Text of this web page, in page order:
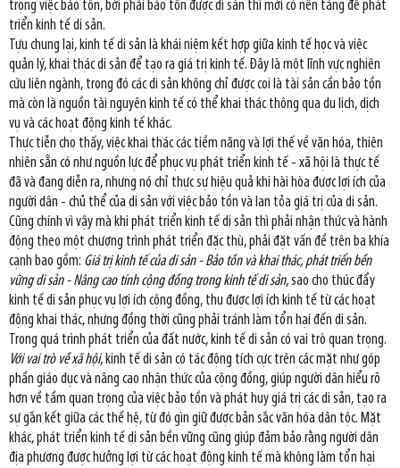
trọng việc bảo tồn, bởi phải bảo tồn được di sản thì mới có nền tảng để phát
triển kinh tế di sản.
Tựu chung lại, kinh tế di sản là khái niệm kết hợp giữa kinh tế học và việc
quản lý, khai thác di sản để tạo ra giá trị kinh tế. Đây là một lĩnh vực nghiên
cứu liên ngành, trong đó các di sản không chỉ được coi là tài sản cần bảo tồn
mà còn là nguồn tài nguyên kinh tế có thể khai thác thông qua du lịch, dịch
vụ và các hoạt động kinh tế khác.
Thực tiễn cho thấy, việc khai thác các tiềm năng và lợi thế về văn hóa, thiên
nhiên sẵn có như nguồn lực để phục vụ phát triển kinh tế - xã hội là thực tế
đã và đang diễn ra, nhưng nó chỉ thực sự hiệu quả khi hài hòa được lợi ích của
người dân - chủ thể của di sản với việc bảo tồn và lan tỏa giá trị của di sản.
Cũng chính vì vậy mà khi phát triển kinh tế di sản thì phải nhận thức và hành
động theo một chương trình phát triển đặc thù, phải đặt vấn đề trên ba khía
cạnh bao gồm: Giá trị kinh tế của di sản - Bảo tồn và khai thác, phát triển bền
vững di sản - Nâng cao tính cộng đồng trong kinh tế di sản, sao cho thúc đẩy
kinh tế di sản phục vụ lợi ích cộng đồng, thu được lợi ích kinh tế từ các hoạt
động khai thác, nhưng đồng thời cũng phải tránh làm tổn hại đến di sản.
Trong quá trình phát triển của đất nước, kinh tế di sản có vai trò quan trọng.
Với vai trò về xã hội, kinh tế di sản có tác động tích cực trên các mặt như góp
phần giáo dục và nâng cao nhận thức của cộng đồng, giúp người dân hiểu rõ
hơn về tầm quan trọng của việc bảo tồn và phát huy giá trị các di sản, tạo ra
sự gắn kết giữa các thế hệ, từ đó gìn giữ được bản sắc văn hóa dân tộc. Mặt
khác, phát triển kinh tế di sản bền vững cũng giúp đảm bảo rằng người dân
địa phương được hưởng lợi từ các hoạt động kinh tế mà không làm tổn hại